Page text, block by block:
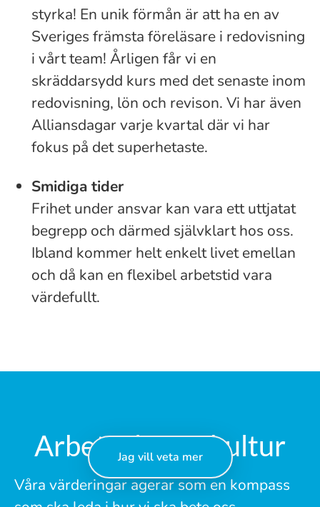
styrka! En unik förmån är att ha en av
Sveriges främsta föreläsare i redovisning
i vårt team! Årligen får vi en
skräddarsydd kurs med det senaste inom
redovisning, lön och revison. Vi har även
Alliansdagar varje kvartal där vi har
fokus på det superhetaste.
Smidiga tider
Frihet under ansvar kan vara ett uttjatat
begrepp och därmed självklart hos oss.
Ibland kommer helt enkelt livet emellan
och då kan en flexibel arbetstid vara
värdefullt.
Arbetsplats & kultur
Våra värderingar agerar som en kompass
Jag vill veta mer